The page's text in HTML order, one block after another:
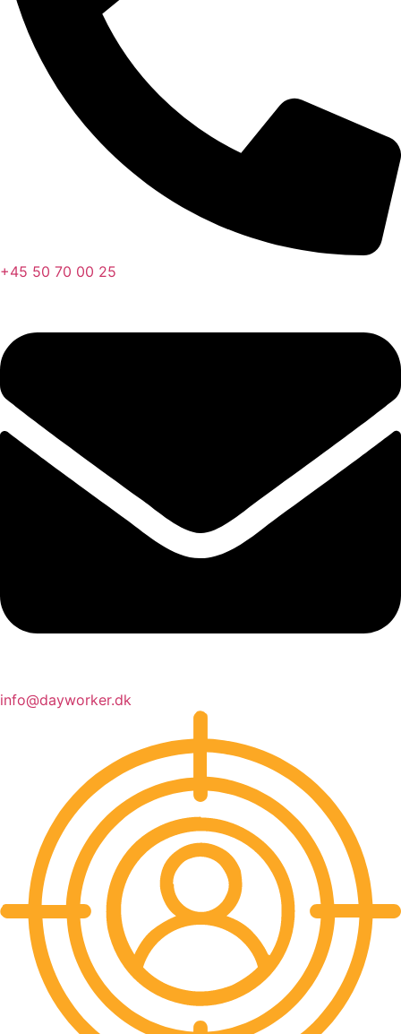
+45 50 70 00 25
info@dayworker.dk